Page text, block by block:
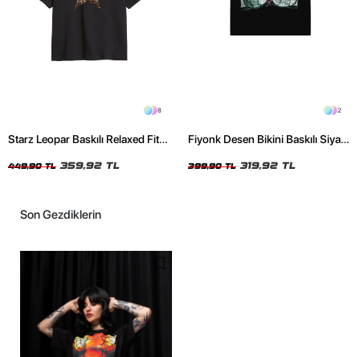
8
Starz Leopar Baskılı Relaxed Fit
449,90 TL 359,92 TL
2
Fiyonk Desen Bikini Baskılı Siyah
399,90 TL 319,92 TL
Son Gezdiklerin